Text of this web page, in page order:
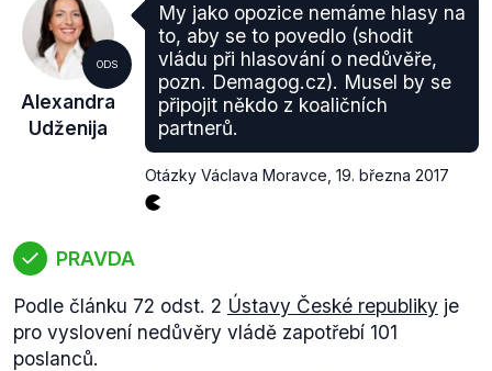
ODS
Alexandra
Udženija
My jako opozice nemáme hlasy na
to, aby se to povedlo (shodit
vládu při hlasování o nedůvěře,
pozn. Demagog.cz). Musel by se
připojit někdo z koaličních
partnerů.
Otázky Václava Moravce 19. března 2017
PRAVDA
Podle článku 72 odst. 2 Ústavy České republiky je
pro vyslovení nedůvěry vládě zapotřebí 101
poslanců.